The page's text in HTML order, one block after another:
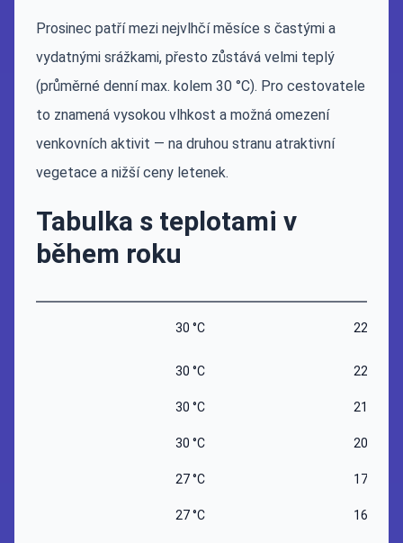
Prosinec patří mezi nejvlhčí měsíce s častými a
vydatnými srážkami, přesto zůstává velmi teplý
(průměrné denní max. kolem 30 °C). Pro cestovatele
to znamená vysokou vlhkost a možná omezení
venkovních aktivit — na druhou stranu atraktivní
vegetace a nižší ceny letenek.
Tabulka s teplotami v
během roku
30 °C 22 °C
30 °C 22 °C
30 °C 21 °C
30 °C 20 °C
27 °C 17 °C
27 °C 16 °C